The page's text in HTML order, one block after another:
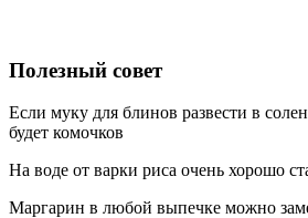
Полезный совет
Если муку для блинов развести в
будет комочков
На воде от варки риса очень хорошо
Маргарин в любой выпечке можно